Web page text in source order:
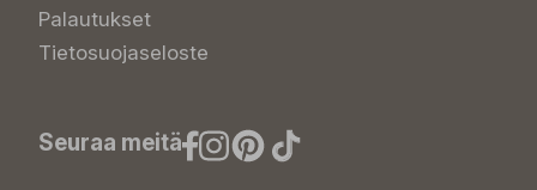
Palautukset
Tietosuojaseloste
Seuraa meitä